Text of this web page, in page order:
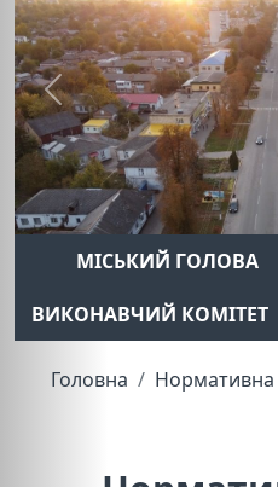
Previous
МІСЬКИЙ ГОЛОВА
ВИКОНАВЧИЙ КОМІТЕТ
Головна Нормативна